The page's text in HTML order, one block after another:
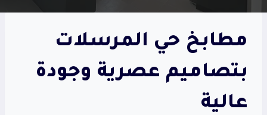
مطابخ حي المرسلات
بتصاميم عصرية وجودة
عالية